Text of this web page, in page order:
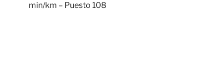
min/km – Puesto 108